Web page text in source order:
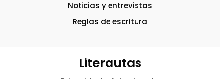
Noticias y entrevistas
Reglas de escritura
Literautas